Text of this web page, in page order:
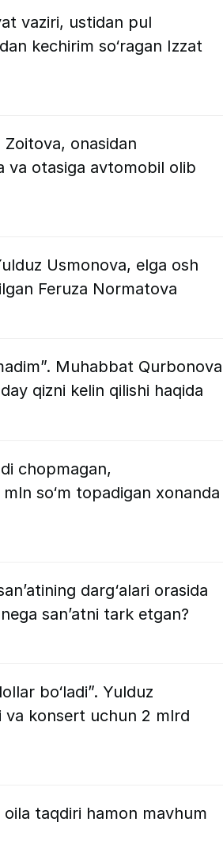
vaziri, ustidan pul
kechirim so‘ragan Izzat
onasidan
va otasiga avtomobil olib
Usmonova, elga osh
Feruza Normatova
Muhabbat Qurbonova
qizni kelin qilishi haqida
chopmagan,
so‘m topadigan xonanda
darg‘alari orasida
san’atni tark etgan?
bo‘ladi”. Yulduz
va konsert uchun 2 mlrd
taqdiri hamon mavhum